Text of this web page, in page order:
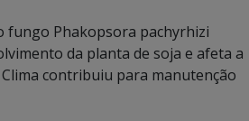
fungo Phakopsora pachyrhizi
da planta de soja e afeta a
contribuiu para manutenção